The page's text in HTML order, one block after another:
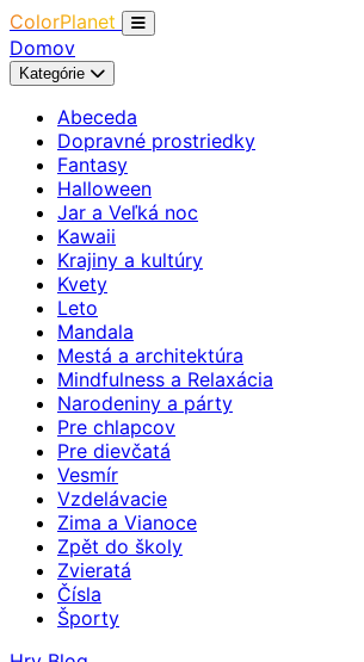
ColorPlanet
Domov
Kategórie
Abeceda
Dopravné prostriedky
Fantasy
Halloween
Jar a Veľká noc
Kawaii
Krajiny a kultúry
Kvety
Leto
Mandala
Mestá a architektúra
Mindfulness a Relaxácia
Narodeniny a párty
Pre chlapcov
Pre dievčatá
Vesmír
Vzdelávacie
Zima a Vianoce
Zpět do školy
Zvieratá
Čísla
Športy